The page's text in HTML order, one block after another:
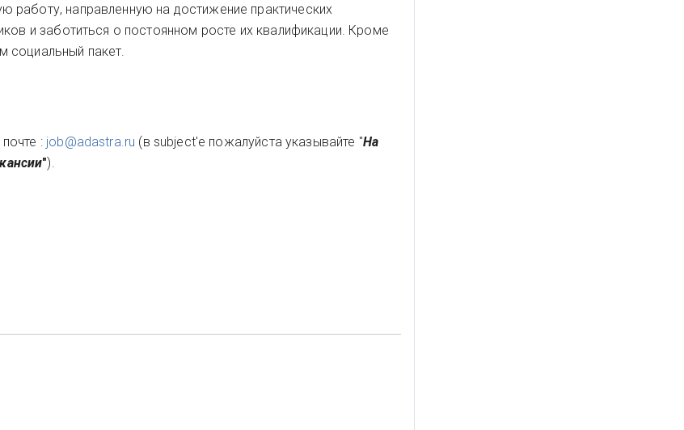
работу, направленную на достижение практических
и заботиться о постоянном росте их квалификации. Кроме
социальный пакет.
: job@adastra.ru (в subject'е пожалуйста указывайте "На
").